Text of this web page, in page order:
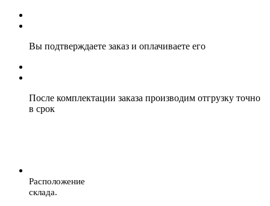
Вы подтверждаете заказ и оплачиваете его
После комплектации заказа производим отгрузку точно
в срок
Расположение
склада.